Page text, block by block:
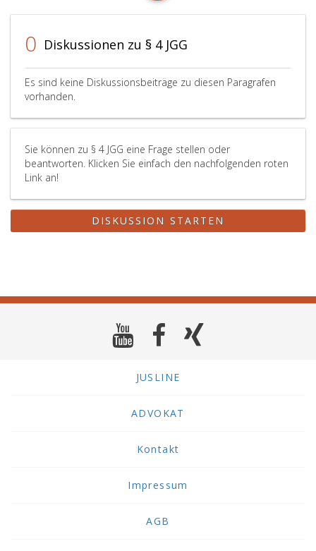
0 Diskussionen zu § 4 JGG
Es sind keine Diskussionsbeiträge zu diesen Paragrafen
vorhanden.
Sie können zu § 4 JGG eine Frage stellen oder
beantworten. Klicken Sie einfach den nachfolgenden roten
Link an!
DISKUSSION STARTEN
JUSLINE
ADVOKAT
Kontakt
Impressum
AGB